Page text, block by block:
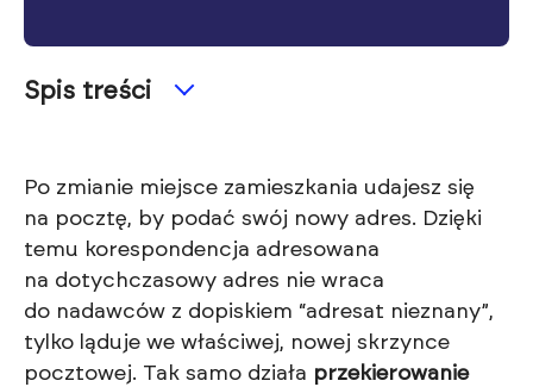
Spis treści
Po zmianie miejsce zamieszkania udajesz się
na pocztę, by podać swój nowy adres. Dzięki
temu korespondencja adresowana
na dotychczasowy adres nie wraca
do nadawców z dopiskiem “adresat nieznany”,
tylko ląduje we właściwej, nowej skrzynce
pocztowej. Tak samo działa przekierowanie